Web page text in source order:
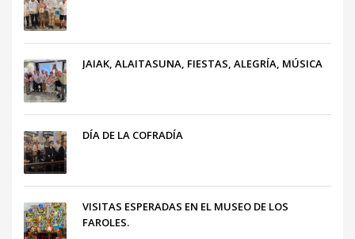
JAIAK, ALAITASUNA, FIESTAS, ALEGRÍA, MÚSICA
DÍA DE LA COFRADÍA
VISITAS ESPERADAS EN EL MUSEO DE LOS
FAROLES.